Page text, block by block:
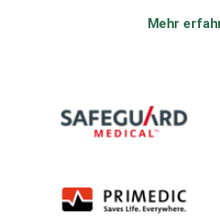
Mehr